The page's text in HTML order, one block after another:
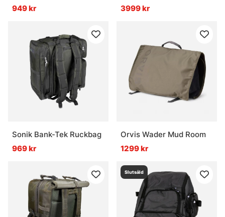
949 kr
3999 kr
Sonik Bank-Tek Ruckbag
969 kr
Orvis Wader Mud Room
1299 kr
Slutsåld